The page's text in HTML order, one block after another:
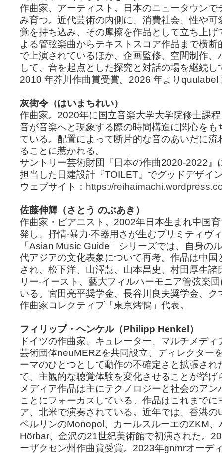
作曲家、アーティスト。日本のニュータウンで
み育つ。近代芸術の内側に、消費社会、性や可
覚を持ち込み、その摩擦を作品として立ち上げ
よる管弦楽曲からテキストスコア作品まで横断
で上演されているほか、企画監修、空間制作、
して、音を起点とした探究と対話の場を継続し
2010 年芥川作曲賞受賞。2026 年よりquulabel
灰街令（はいまちれい）
作曲家。2020年に国立音楽大学大学院修士課
音が音楽へと現象する際の時間構造に関心をも
ている。配置によって断片的な音のあいだに流
ることに惹かれる。
サントリー芸術財団『日本の作曲2020-2022』
担当した日建設計『TOILET』でグッドデザイ
ウェブサイト： https://
佐藤伸輝（さとう のぶあき）
作曲家・ピアニスト。2002年日本生まれ中国
発し、抒情‧暴力‧不器用さが生むプリミティヴ
「Asian Music Guide」シリーズでは、自身の
代アジアの文化表象について再考。作品は中国
され、松下洋、山澤慧、山本昌史、村田厚生諸
リー‧イースト、藝大フィルハーモニア管弦楽
いる。宮田亮平奨学金、長谷川良夫奨学金、ク
作曲家コレクティブ「東京烤鴨」代表。
フィリップ・ヘンケル（Philipp Henkel）
ドイツの作曲家、キュレーター、マルチメデ
芸術団体neuMERZを共同設立、ディレクター
ーマのひとつとして動作の不確定さと拡張され
て、主観的な聴覚体験を変化させることが挙げ
メディア作品は主にテクノロジーと社会のアン
ことにフォーカスしている。作品はこれまでに
ア、北米で演奏されている。近年では、香港
ベルリンのMonopol、カールスルーエのZKM、
Hörbar、金沢の21世紀美術館で初演された。
ーザクセン州作曲賞受賞。2023年gnmrオーデ